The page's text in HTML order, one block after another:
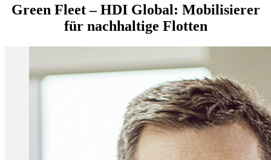
Green Fleet – HDI Global: Mobilisierer
für nachhaltige Flotten